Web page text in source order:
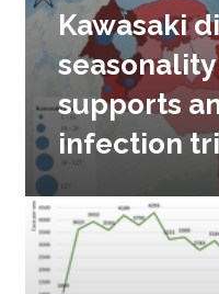
Kawasaki
supports
infection